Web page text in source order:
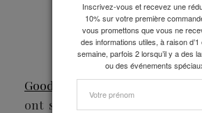
Goodguys,Bahatika,... autant
ont séduit Made & More avec
Inscrivez-vous et recevez une
10% sur votre première
vous promettons que vous ne
des informations utiles, à raison d’1
semaine, parfois 2 lorsqu’il y a des
ou des événements